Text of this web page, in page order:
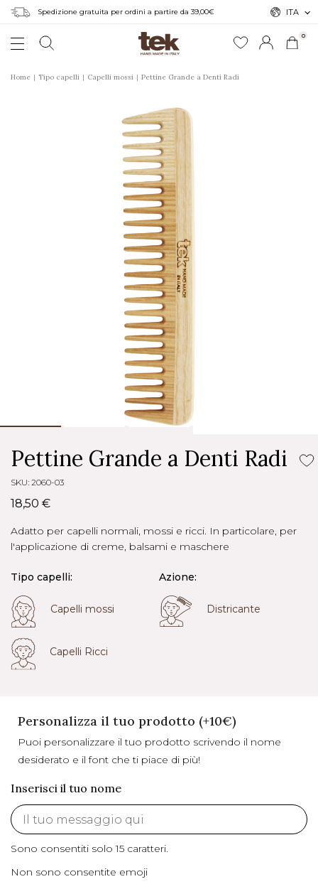
Spedizione gratuita per ordini a partire da 39,00€
0
ITA
Home Tipo capelli Capelli mossi Pettine Grande a Denti Radi
Pettine Grande a Denti Radi
SKU: 2060-03
18,50 €
Adatto per capelli normali, mossi e ricci. In particolare, per
l'applicazione di creme, balsami e maschere
Tipo capelli:
Capelli mossi
Capelli Ricci
Azione:
Districante
Personalizza il tuo prodotto (+10€)
Puoi personalizzare il tuo prodotto scrivendo il nome
desiderato e il font che ti piace di più!
Inserisci il tuo nome
Sono consentiti solo 15 caratteri.
Non sono consentite emoji